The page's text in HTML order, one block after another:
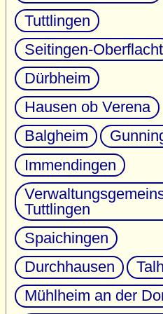
Tuttlingen
Seitingen-Oberflacht
Dürbheim
Hausen ob Verena
Balgheim
Immendingen
Tuttlingen
Spaichingen
Durchhausen
Mühlheim an der